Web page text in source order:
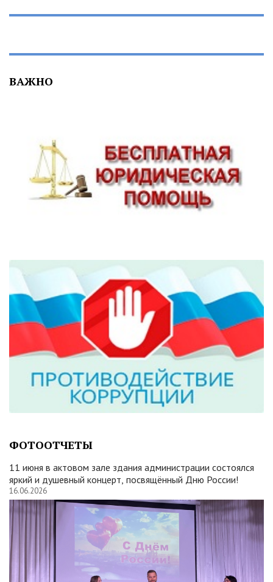
ВАЖНО
ФОТООТЧЕТЫ
11 июня в актовом зале здания администрации состоялся
яркий и душевный концерт, посвящённый Дню России!
16.06.2026